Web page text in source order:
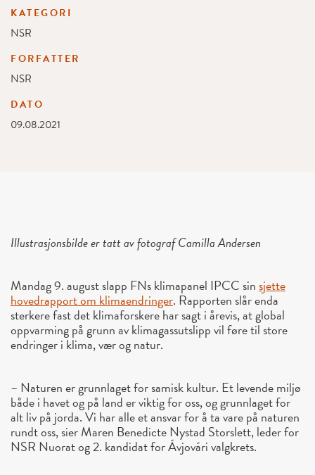
KATEGORI
NSR
FORFATTER
NSR
DATO
09.08.2021
Illustrasjonsbilde er tatt av fotograf Camilla Andersen
Mandag 9. august slapp FNs klimapanel IPCC sinsjette
hovedrapport om klimaendringer. Rapporten slår enda
sterkere fast det klimaforskere har sagt i årevis, at global
oppvarming på grunn av klimagassutslipp vil føre til store
endringer i klima, vær og natur.
– Naturen er grunnlaget for samisk kultur. Et levende miljø
både i havet og på land er viktig for oss, og grunnlaget for
alt liv på jorda. Vi har alle et ansvar for å ta vare på naturen
rundt oss, sier Maren Benedicte Nystad Storslett, leder for
NSR Nuorat og 2. kandidat for Ávjovári valgkrets.